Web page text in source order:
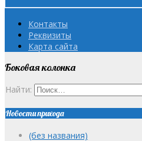
Контакты
Реквизиты
Карта сайта
Боковая колонка
Найти:
Новости прихода
(без названия)